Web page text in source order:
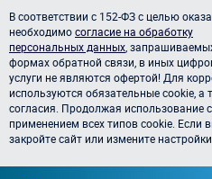
В соответствии с 152-ФЗ с целью
необходимосогласие на обработку
персональных данных ,
формах обратной связи, в иных
услуги не являются офертой! Для
используются обязательные cookie,
согласия. Продолжая использование
применением всех типов cookie. Если
закройте сайт или измените